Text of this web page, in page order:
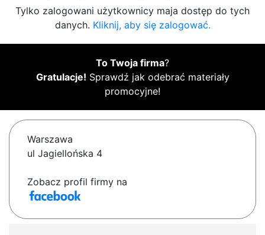
Tylko zalogowani użytkownicy maja dostęp do tych
danych. Kliknij, aby się zalogować.
To Twoja firma?
Gratulacje! Sprawdź jak odebrać materiały
promocyjne!
Warszawa
ul Jagiellońska 4
Zobacz profil firmy na